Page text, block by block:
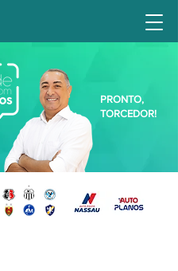
PRONTO,
TORCEDOR!